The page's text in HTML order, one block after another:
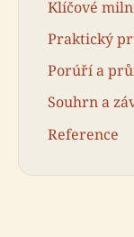
Klíčové
Praktický
Porúří a
Souhrn a
Reference